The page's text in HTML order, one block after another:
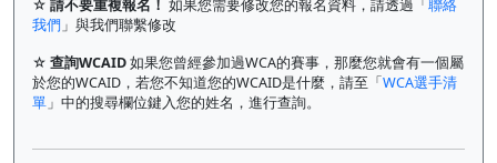
☆ 請不要重複報名！ 如果您需要修改您的報名資料，請透過「聯絡
我們 」與我們聯繫修改
☆ 查詢WCAID如果您曾經參加過WCA的賽事，那麼您就會有一個屬
於您的WCAID，若您不知道您的WCAID是什麼，請至「WCA選手清
單 」中的搜尋欄位鍵入您的姓名，進行查詢。